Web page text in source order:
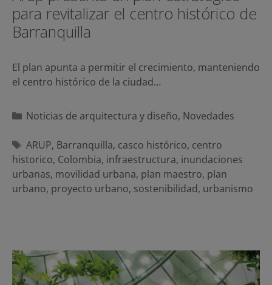
para revitalizar el centro histórico de
Barranquilla
El plan apunta a permitir el crecimiento, manteniendo
el centro histórico de la ciudad…
Categorías
Noticias de arquitectura y diseño, Novedades
Etiquetas
ARUP, Barranquilla, casco histórico, centro
historico, Colombia, infraestructura, inundaciones
urbanas, movilidad urbana, plan maestro, plan
urbano, proyecto urbano, sostenibilidad, urbanismo